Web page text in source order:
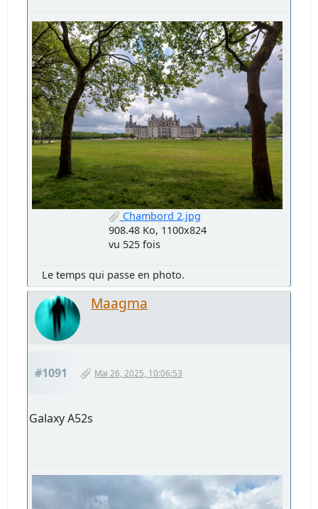
Chambord 2.jpg
908.48 Ko, 1100x824
vu 525 fois
Le temps qui passe en photo.
Maagma
#1091 Mai 26, 2025, 10:06:53
Galaxy A52s